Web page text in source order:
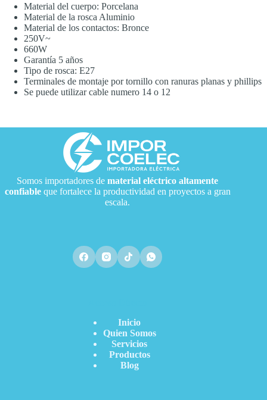
Material del cuerpo: Porcelana
Material de la rosca Aluminio
Material de los contactos: Bronce
250V~
660W
Garantía 5 años
Tipo de rosca: E27
Terminales de montaje por tornillo con ranuras planas y phillips
Se puede utilizar cable numero 14 o 12
Somos importadores dematerial eléctrico altamente
confiableque fortalece la productividad en proyectos a gran
escala.
Inicio
Quien Somos
Servicios
Productos
Blog